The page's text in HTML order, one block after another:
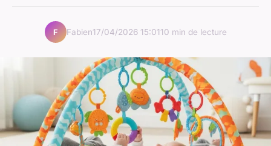
F Fabien17/04/2026 15:0110 min de lecture